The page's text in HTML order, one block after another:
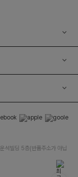
석빌딩 5층(반품주소가 아닙